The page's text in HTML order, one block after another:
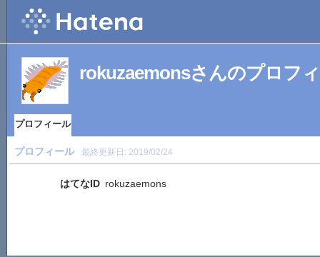
rokuzaemonsさんのプロフ
プロフィール
プロフィール 最終更新日: 2019/02/24
はてなID rokuzaemons